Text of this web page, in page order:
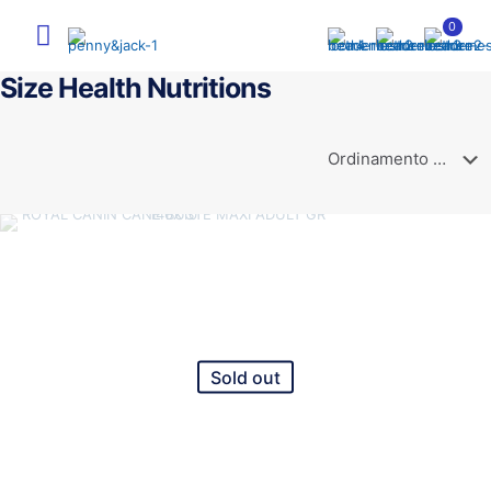
0
Size Health Nutritions
Sold out